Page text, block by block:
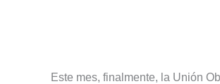
Este mes, finalmente, la Unión